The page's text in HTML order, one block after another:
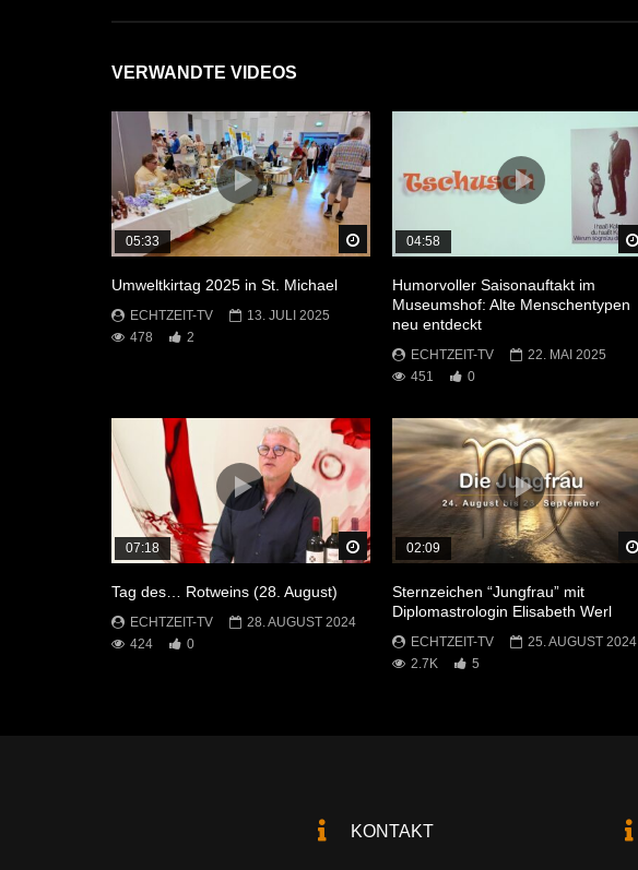
VERWANDTE VIDEOS
Später Ansehen
05:33
Umweltkirtag 2025 in St. Michael
ECHTZEIT-TV
13. JULI 2025
478
2
04:58
Humorvoller Saisonauftakt im
Museumshof: Alte Menschentypen
neu entdeckt
ECHTZEIT-TV
22. MAI 2025
451
0
Später Ansehen
07:18
Tag des… Rotweins (28. August)
ECHTZEIT-TV
28. AUGUST 2024
424
0
02:09
Sternzeichen “Jungfrau” mit
Diplomastrologin Elisabeth Werl
ECHTZEIT-TV
25. AUGUST 2024
2.7K
5
KONTAKT